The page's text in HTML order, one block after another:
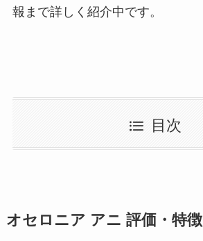
報まで詳しく紹介中です。
目次
オセロニア アニ 評価・特徴